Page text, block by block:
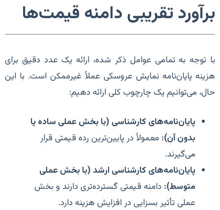
برآورد تقریبی دامنه قیمت‌ها
با توجه به تمامی عوامل ذکر شده، ارائه یک عدد دقیق برای
هزینه پایان‌نامه نمایش عروسکی عملاً غیرممکن است. با این
حال، می‌توانیم یک چارچوب کلی ارائه دهیم:
پایان‌نامه‌های کارشناسی (با بخش عملی ساده یا
بدون آن): معمولاً در پایین‌ترین رده قیمتی قرار
می‌گیرند.
پایان‌نامه‌های کارشناسی ارشد (با بخش عملی
متوسط): دامنه قیمتی گسترده‌تری دارند و بخش
عملی تأثیر بسزایی در افزایش هزینه دارد.